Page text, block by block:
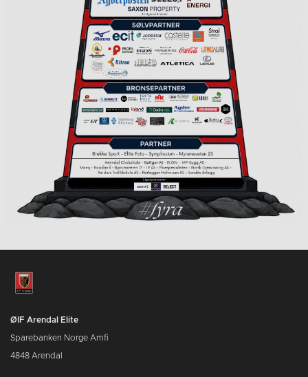
ØIF Arendal Elite
Sparebanken Norge Amfi
4848 Arendal